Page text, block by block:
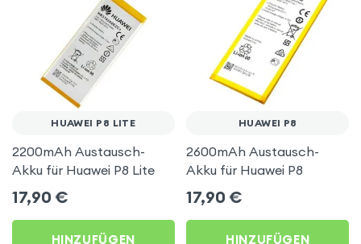
HUAWEI P8 LITE
2200mAh Austausch-
Akku für Huawei P8 Lite
17,90 €
HINZUFÜGEN
HUAWEI P8
2600mAh Austausch-
Akku für Huawei P8
17,90 €
HINZUFÜGEN